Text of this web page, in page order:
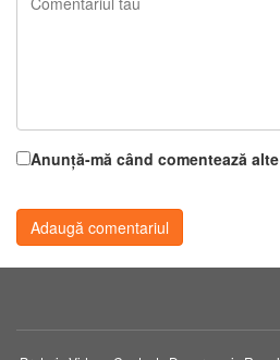
Anunță-mă când comentează
Adaugă comentariul